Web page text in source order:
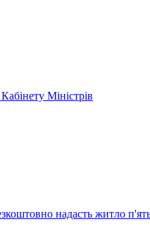
Міністрів
надасть житло